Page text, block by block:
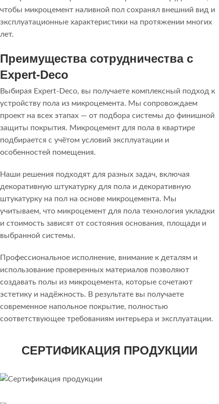
чтобы микроцемент наливной пол сохранял внешний вид и
эксплуатационные характеристики на протяжении многих
лет.
Преимущества сотрудничества с
Expert-Deco
Выбирая Expert-Deco, вы получаете комплексный подход к
устройству пола из микроцемента. Мы сопровождаем
проект на всех этапах — от подбора системы до финишной
защиты покрытия. Микроцемент для пола в квартире
подбирается с учётом условий эксплуатации и
особенностей помещения.
Наши решения подходят для разных задач, включая
декоративную штукатурку для пола и декоративную
штукатурку на пол на основе микроцемента. Мы
учитываем, что микроцемент для пола технология укладки
и стоимость зависят от состояния основания, площади и
выбранной системы.
Профессиональное исполнение, внимание к деталям и
использование проверенных материалов позволяют
создавать полы из микроцемента, которые сочетают
эстетику и надёжность. В результате вы получаете
современное напольное покрытие, полностью
соответствующее требованиям интерьера и эксплуатации.
СЕРТИФИКАЦИЯ ПРОДУКЦИИ